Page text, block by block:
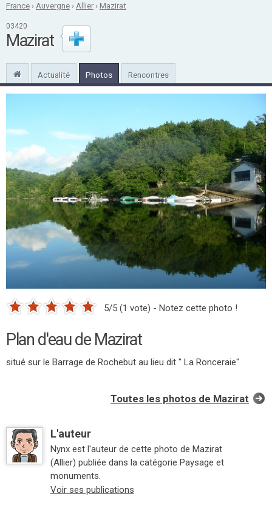
France › Auvergne › Allier›Mazirat
03420
Mazirat
Actualité Photos Rencontres
5/5 (1 vote) - Notez cette photo !
Plan d'eau de Mazirat
situé sur le Barrage de Rochebut au lieu dit " La Ronceraie"
Toutes les photos de Mazirat
L'auteur
Nynx est l'auteur de cette photo de Mazirat
(Allier) publiée dans la catégorie Paysage et
monuments.
Voir ses publications